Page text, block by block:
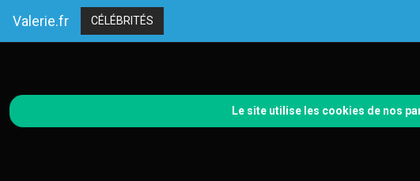
Le site utilise les cookies de nos
Valerie.fr CÉLÉBRITÉS